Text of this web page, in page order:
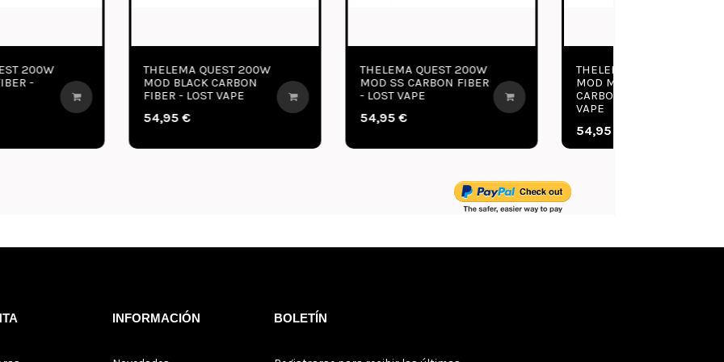
QUEST 200W
BLACK CARBON
- LOST VAPE
THELEMA QUEST 200W
MOD SS CARBON FIBER
- LOST VAPE
THELEMA QUEST 200W
MOD MATTE BLUE
CARBON FIBER - LOST
INFORMACIÓN BOLETÍN